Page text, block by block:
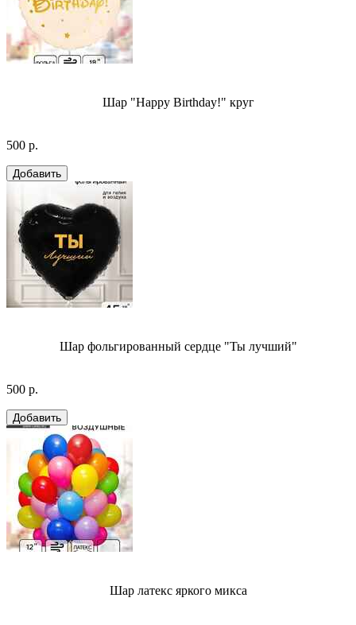
Шар "Happy Birthday!" круг
500 р.
Шар фольгированный сердце "Ты лучший"
500 р.
Шар латекс яркого микса